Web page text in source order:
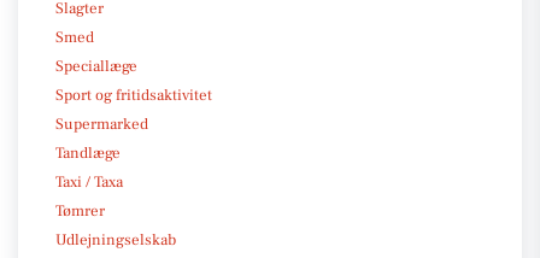
Slagter
Smed
Speciallæge
Sport og fritidsaktivitet
Supermarked
Tandlæge
Taxi / Taxa
Tømrer
Udlejningselskab